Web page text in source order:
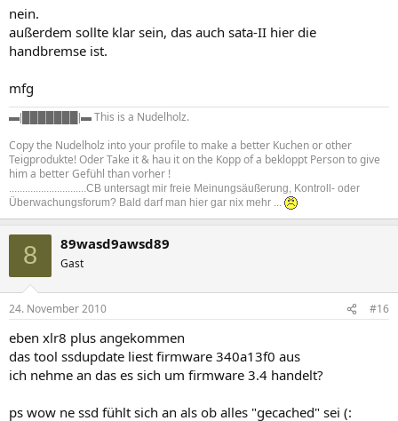
nein.
außerdem sollte klar sein, das auch sata-II hier die
handbremse ist.
mfg
▬| |▬ This is a Nudelholz.
Copy the Nudelholz into your profile to make a better Kuchen or other
Teigprodukte! Oder Take it & hau it on the Kopp of a bekloppt Person to give
him a better Gefühl than vorher !
.............................CB untersagt mir freie Meinungsäußerung, Kontroll- oder
Überwachungsforum? Bald darf man hier gar nix mehr ...
8 89wasd9awsd89
Gast
24. November 2010 #16
eben xlr8 plus angekommen
das tool ssdupdate liest firmware 340a13f0 aus
ich nehme an das es sich um firmware 3.4 handelt?
ps wow ne ssd fühlt sich an als ob alles "gecached" sei (: